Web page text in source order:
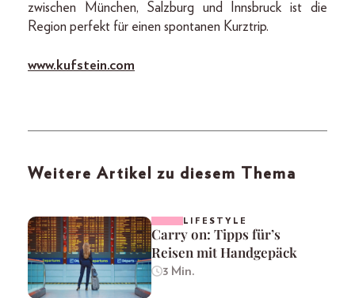
zwischen München, Salzburg und Innsbruck ist die
Region perfekt für einen spontanen Kurztrip.
www.kufstein.com
Weitere Artikel zu diesem Thema
LIFESTYLE
Carry on: Tipps für’s
Reisen mit Handgepäck
3 Min.